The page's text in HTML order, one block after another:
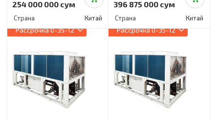
254 000 000 сум
Страна Китай
396 875 000 сум
Страна Китай
Рассрочка0-35-12 Рассрочка0-35-12